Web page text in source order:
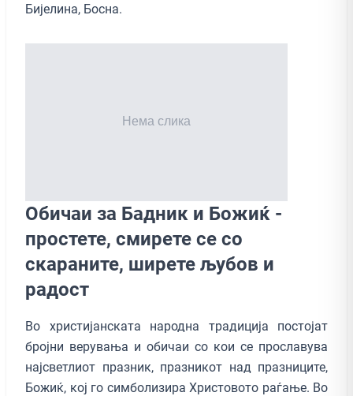
Бијелина, Босна.
Обичаи за Бадник и Божиќ -
простете, смирете се со
скараните, ширете љубов и
радост
Во христијанската народна традиција постојат
бројни верувања и обичаи со кои се прославува
најсветлиот празник, празникот над празниците,
Божиќ, кој го симболизира Христовото раѓање. Во